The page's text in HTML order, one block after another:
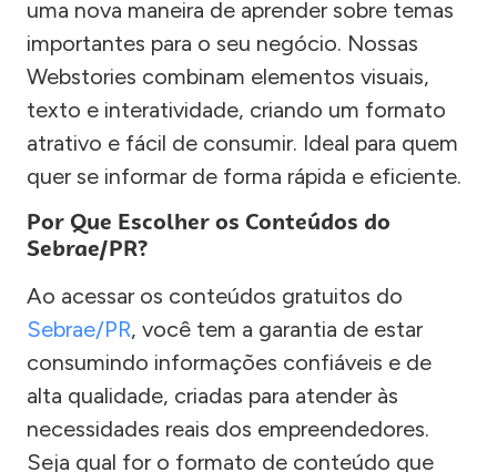
uma nova maneira de aprender sobre temas
importantes para o seu negócio. Nossas
Webstories combinam elementos visuais,
texto e interatividade, criando um formato
atrativo e fácil de consumir. Ideal para quem
quer se informar de forma rápida e eficiente.
Por Que Escolher os Conteúdos do
Sebrae/PR?
Ao acessar os conteúdos gratuitos do
Sebrae/PR, você tem a garantia de estar
consumindo informações confiáveis e de
alta qualidade, criadas para atender às
necessidades reais dos empreendedores.
Seja qual for o formato de conteúdo que